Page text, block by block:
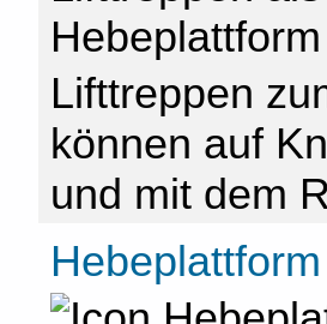
Lifttreppen
können auf
und mit dem